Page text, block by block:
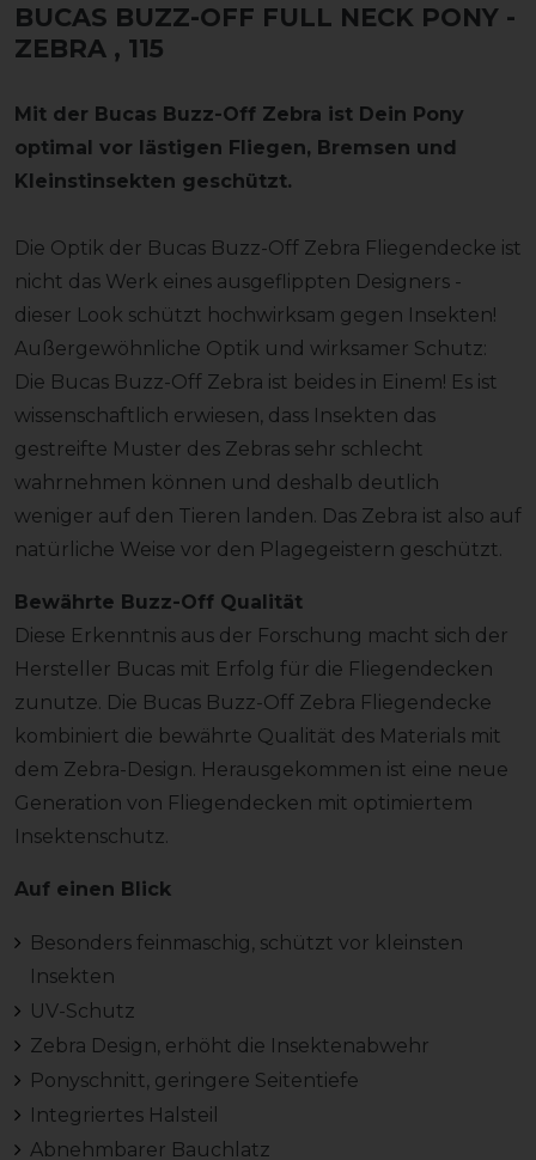
BUCAS BUZZ-OFF FULL NECK PONY -
ZEBRA , 115
Mit der Bucas Buzz-Off Zebra ist Dein Pony
optimal vor lästigen Fliegen, Bremsen und
Kleinstinsekten geschützt.
Die Optik der Bucas Buzz-Off Zebra Fliegendecke ist
nicht das Werk eines ausgeflippten Designers -
dieser Look schützt hochwirksam gegen Insekten!
Außergewöhnliche Optik und wirksamer Schutz:
Die Bucas Buzz-Off Zebra ist beides in Einem! Es ist
wissenschaftlich erwiesen, dass Insekten das
gestreifte Muster des Zebras sehr schlecht
wahrnehmen können und deshalb deutlich
weniger auf den Tieren landen. Das Zebra ist also auf
natürliche Weise vor den Plagegeistern geschützt.
Bewährte Buzz-Off Qualität
Diese Erkenntnis aus der Forschung macht sich der
Hersteller Bucas mit Erfolg für die Fliegendecken
zunutze. Die Bucas Buzz-Off Zebra Fliegendecke
kombiniert die bewährte Qualität des Materials mit
dem Zebra-Design. Herausgekommen ist eine neue
Generation von Fliegendecken mit optimiertem
Insektenschutz.
Auf einen Blick
Besonders feinmaschig, schützt vor kleinsten
Insekten
UV-Schutz
Zebra Design, erhöht die Insektenabwehr
Ponyschnitt, geringere Seitentiefe
Integriertes Halsteil
Abnehmbarer Bauchlatz